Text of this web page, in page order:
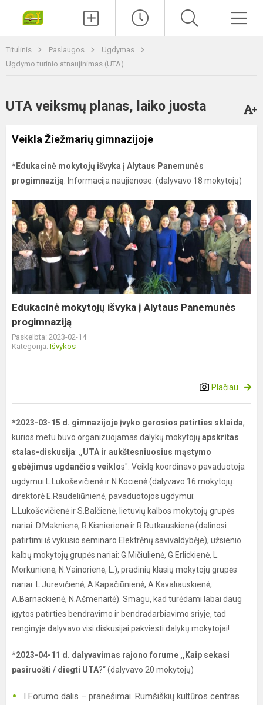
Titulinis Paslaugos
Ugdymas
Ugdymo turinio atnaujinimas (UTA)
UTA veiksmų planas, laiko juosta
Veikla Žiežmarių gimnazijoje
*Edukacinė mokytojų išvyka į Alytaus Panemunės
progimnaziją . Informacija naujienose: (dalyvavo 18 mokytojų)
Edukacinė
mokytojų
išvyka
į
Alytaus
Panemunės
progimnaziją
Edukacinė mokytojų išvyka į Alytaus Panemunės
progimnaziją
Paskelbta: 2023-02-14
Kategorija: Išvykos
Plačiau
*2023-03-15 d. gimnazijoje įvyko gerosios patirties sklaida,
kurios metu buvo organizuojamas dalykų mokytojų apskritas
stalas-diskusija: ,,UTA ir aukštesniuosius mąstymo
gebėjimus ugdančios veiklos". Veiklą koordinavo pavaduotoja
ugdymui L.Lukoševičienė ir N.Kocienė (dalyvavo 16 mokytojų:
direktorė E.Raudeliūnienė, pavaduotojos ugdymui:
L.Lukoševičienė ir S.Balčienė, lietuvių kalbos mokytojų grupės
nariai: D.Maknienė, R.Kisnierienė ir R.Rutkauskienė (dalinosi
patirtimi iš vykusio seminaro Elektrėnų savivaldybėje), užsienio
kalbų mokytojų grupės nariai: G.Mičiulienė, G.Erlickienė, L.
Morkūnienė, N.Vainorienė, L.), pradinių klasių mokytojų grupės
nariai: L.Jurevičienė, A.Kapačiūnienė, A.Kavaliauskienė,
A.Barnackienė, N.Ašmenaitė). Smagu, kad turėdami labai daug
įgytos patirties bendravimo ir bendradarbiavimo sriyje, tad
renginyje dalyvavo visi diskusijai pakviesti dalykų mokytojai!
*2023-04-11 d. dalyvavimas rajono forume ,,Kaip sekasi
pasiruošti / diegti UTA?“ (dalyvavo 20 mokytojų)
I Forumo dalis – pranešimai. Rumšiškių kultūros centras